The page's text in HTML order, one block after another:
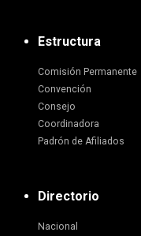
Estructura
Comisión Permanente
Convención
Consejo
Coordinadora
Padrón de Afiliados
Directorio
Nacional